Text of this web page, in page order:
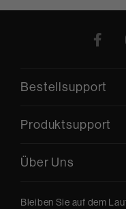
Bestellsupport
Produktsupport
Über Uns
Bleiben Sie auf dem